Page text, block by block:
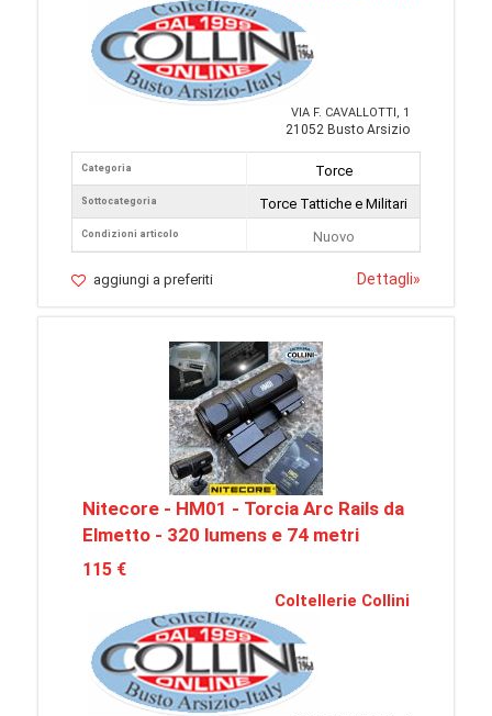
VIA F. CAVALLOTTI, 1
21052 Busto Arsizio
Categoria
Sottocategoria
Condizioni articolo
Torce
Torce Tattiche e Militari
Nuovo
aggiungi a preferiti Dettagli»
Nitecore - HM01 - Torcia Arc Rails da
Elmetto - 320 lumens e 74 metri
115 €
Coltellerie Collini